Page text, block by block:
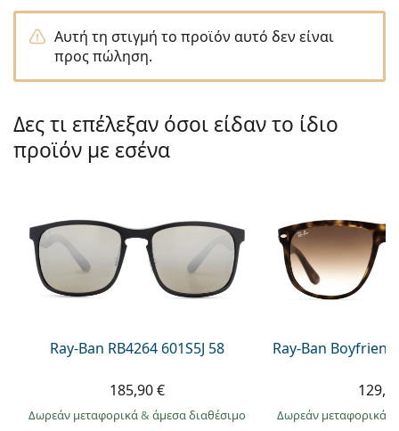
Persol
Prada
Όλες οι μάρκες
Αυτή τη στιγμή το προϊόν αυτό δεν είναι
προς πώληση.
Δες τι επέλεξαν όσοι είδαν το ίδιο
προϊόν με εσένα
Ray-Ban RB4264 601S5J 58
185,90 €
Δωρεάν μεταφορικά& άμεσα διαθέσιμο
Ray-Ban
Δωρεάν μεταφορικά